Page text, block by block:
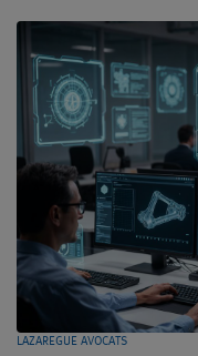
LAZAREGUE AVOCATS